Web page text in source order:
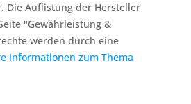
Die Auflistung der Hersteller
"Gewährleistung &
werden durch eine
Informationen zum Thema